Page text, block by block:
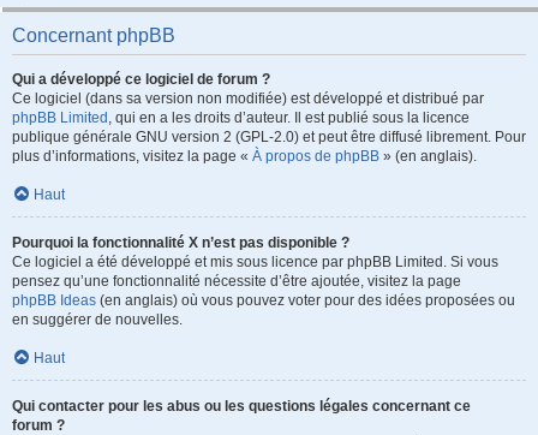
Concernant phpBB
Qui a développé ce logiciel de forum ?
Ce logiciel (dans sa version non modifiée) est développé et distribué par
phpBB Limited , qui en a les droits d’auteur. Il est publié sous la licence
publique générale GNU version 2 (GPL-2.0) et peut être diffusé librement. Pour
plus d’informations, visitez la page « À propos de phpBB » (en anglais).
Haut
Pourquoi la fonctionnalité X n’est pas disponible ?
Ce logiciel a été développé et mis sous licence par phpBB Limited. Si vous
pensez qu’une fonctionnalité nécessite d’être ajoutée, visitez la page
phpBB Ideas (en anglais) où vous pouvez voter pour des idées proposées ou
en suggérer de nouvelles.
Haut
Qui contacter pour les abus ou les questions légales concernant ce
forum ?